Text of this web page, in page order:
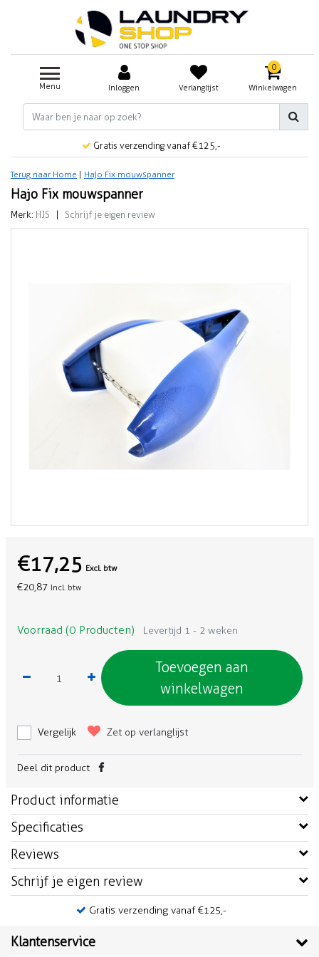
Menu Inloggen Verlanglijst
0
Winkelwagen
Gratis verzending vanaf €125,-
Terug naar Home Hajo Fix mouwspanner
Hajo Fix mouwspanner
Merk: HJS Schrijf je eigen review
€17,25 Excl. btw
€20,87 Incl. btw
Voorraad (0 Producten) Levertijd 1 - 2 weken
Toevoegen aan
winkelwagen
Vergelijk Zet op verlanglijst
Deel dit product
Product informatie
Specificaties
Reviews
Schrijf je eigen review
Gratis verzending vanaf €125,-
Klantenservice